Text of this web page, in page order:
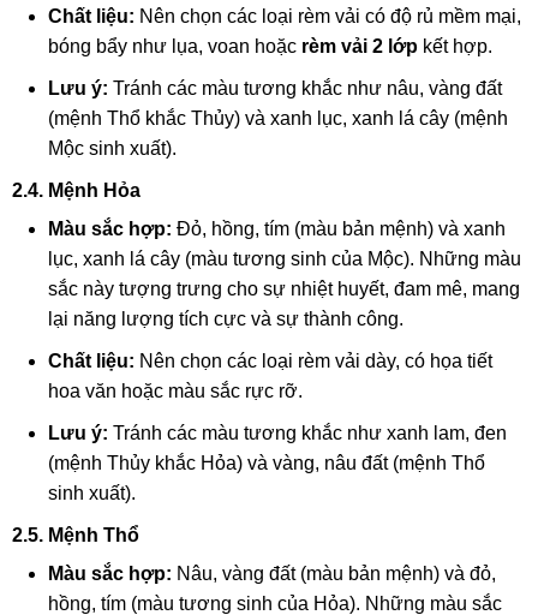
Chất liệu: Nên chọn các loại rèm vải có độ rủ mềm mại,
bóng bẩy như lụa, voan hoặc rèm vải 2 lớp kết hợp.
Lưu ý: Tránh các màu tương khắc như nâu, vàng đất
(mệnh Thổ khắc Thủy) và xanh lục, xanh lá cây (mệnh
Mộc sinh xuất).
2.4. Mệnh Hỏa
Màu sắc hợp: Đỏ, hồng, tím (màu bản mệnh) và xanh
lục, xanh lá cây (màu tương sinh của Mộc). Những màu
sắc này tượng trưng cho sự nhiệt huyết, đam mê, mang
lại năng lượng tích cực và sự thành công.
Chất liệu: Nên chọn các loại rèm vải dày, có họa tiết
hoa văn hoặc màu sắc rực rỡ.
Lưu ý: Tránh các màu tương khắc như xanh lam, đen
(mệnh Thủy khắc Hỏa) và vàng, nâu đất (mệnh Thổ
sinh xuất).
2.5. Mệnh Thổ
Màu sắc hợp: Nâu, vàng đất (màu bản mệnh) và đỏ,
hồng, tím (màu tương sinh của Hỏa). Những màu sắc